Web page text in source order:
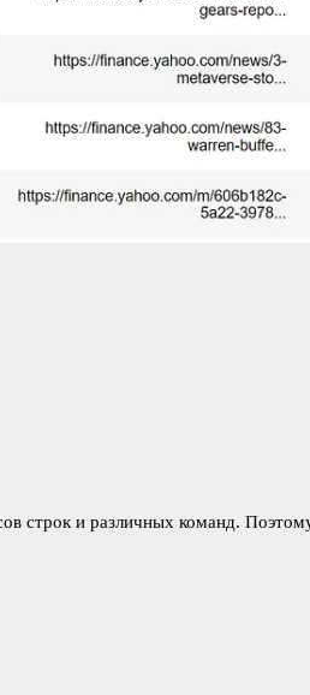
строк и различных команд.